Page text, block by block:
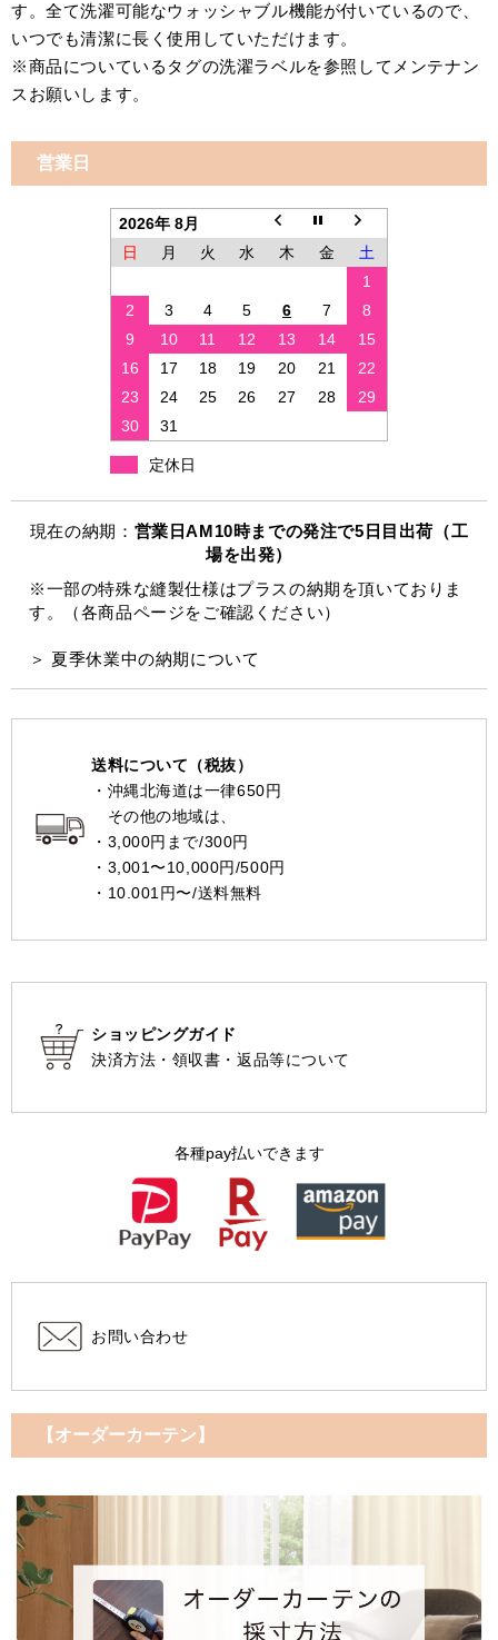
す。全て洗濯可能なウォッシャブル機能が付いているので、
いつでも清潔に長く使用していただけます。
※商品についているタグの洗濯ラベルを参照してメンテナン
スお願いします。
営業日
2026年 8月
日
月 火 水 木 金
土
1
2
3 4 5 6 7
8
9
10 11 12 13 14
15
16
17 18 19 20 21
22
23
24 25 26 27 28
29
30
31
定休日
現在の納期： 営業日AM10時までの発注で5日目出荷（工
場を出発）
※一部の特殊な縫製仕様はプラスの納期を頂いておりま
す。（各商品ページをご確認ください）
＞ 夏季休業中の納期について
送料について（税抜）
・沖縄北海道は一律650円
その他の地域は、
・3,000円まで/300円
・3,001〜10,000円/500円
・10.001円〜/送料無料
ショッピングガイド
決済方法・領収書・返品等について
各種pay払いできます
お問い合わせ
【オーダーカーテン】